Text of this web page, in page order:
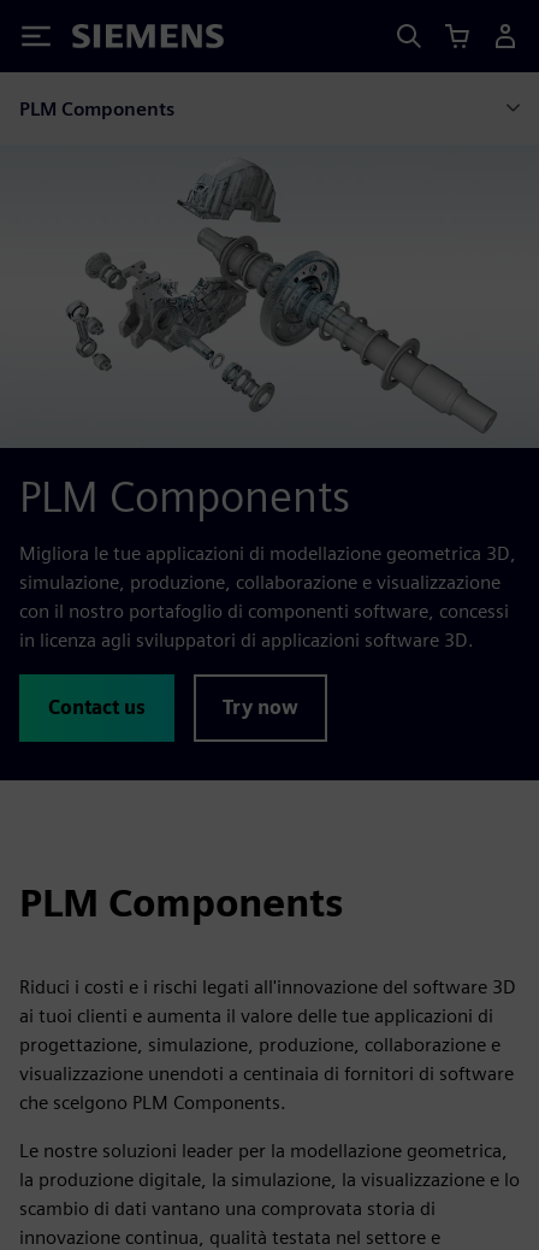
Siemens
PLM Components
PLM Components
Migliora le tue applicazioni di modellazione geometrica 3D,
simulazione, produzione, collaborazione e visualizzazione
con il nostro portafoglio di componenti software, concessi
in licenza agli sviluppatori di applicazioni software 3D.
Contact us Try now
PLM Components
Riduci i costi e i rischi legati all'innovazione del software 3D
ai tuoi clienti e aumenta il valore delle tue applicazioni di
progettazione, simulazione, produzione, collaborazione e
visualizzazione unendoti a centinaia di fornitori di software
che scelgono PLM Components.
Le nostre soluzioni leader per la modellazione geometrica,
la produzione digitale, la simulazione, la visualizzazione e lo
scambio di dati vantano una comprovata storia di
innovazione continua, qualità testata nel settore e